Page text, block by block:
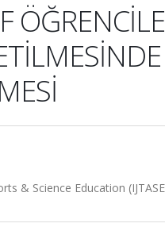
& Science Education